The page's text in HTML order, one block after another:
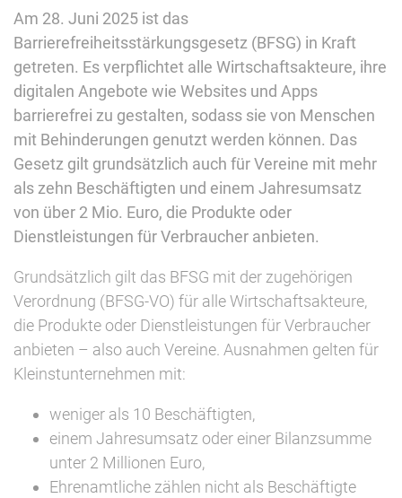
Am 28. Juni 2025 ist das
Barrierefreiheitsstärkungsgesetz (BFSG) in Kraft
getreten. Es verpflichtet alle Wirtschaftsakteure, ihre
digitalen Angebote wie Websites und Apps
barrierefrei zu gestalten, sodass sie von Menschen
mit Behinderungen genutzt werden können. Das
Gesetz gilt grundsätzlich auch für Vereine mit mehr
als zehn Beschäftigten und einem Jahresumsatz
von über 2 Mio. Euro, die Produkte oder
Dienstleistungen für Verbraucher anbieten.
Grundsätzlich gilt das BFSG mit der zugehörigen
Verordnung (BFSG-VO) für alle Wirtschaftsakteure,
die Produkte oder Dienstleistungen für Verbraucher
anbieten – also auch Vereine. Ausnahmen gelten für
Kleinstunternehmen mit:
weniger als 10 Beschäftigten,
einem Jahresumsatz oder einer Bilanzsumme
unter 2 Millionen Euro,
Ehrenamtliche zählen nicht als Beschäftigte